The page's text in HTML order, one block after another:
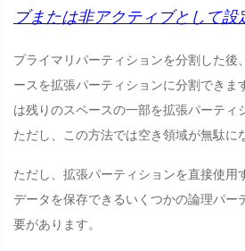
ブまたは非アクティブとして設
プライマリパーティションを分割した後
ースを拡張パーティションに分割できま
は残りのスペースの一部を拡張パーティ
ただし、この方法では空き領域が無駄に
ただし、拡張パーティションを直接使用
データを保存できるいくつかの論理パー
要があります。